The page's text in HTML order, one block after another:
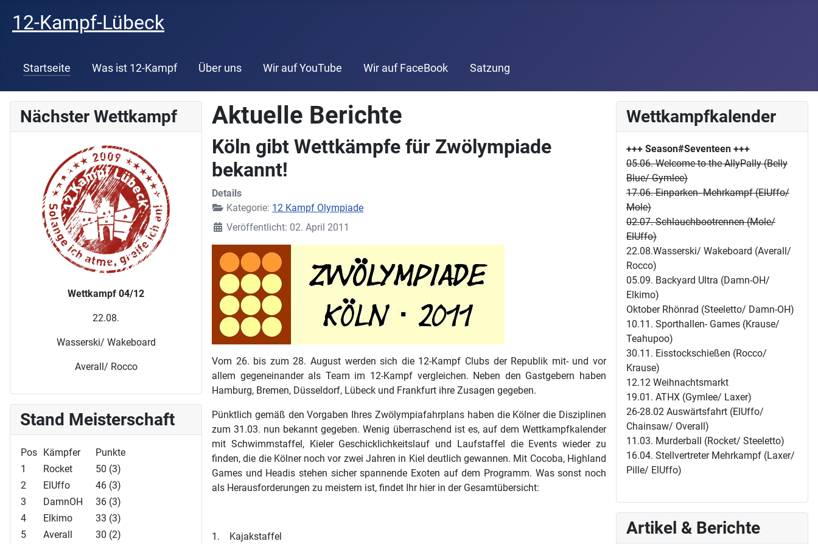
12-Kampf-Lübeck
Startseite Was ist 12-Kampf Über uns Wir auf YouTube Wir auf FaceBook Satzung
Nächster Wettkampf
Wettkampf 04/12
22.08.
Wasserski/ Wakeboard
Averall/ Rocco
Stand Meisterschaft
Pos Kämpfer
Punkte
1
Rocket
50 (3)
2
ElUffo
46 (3)
3
DamnOH
36 (3)
4
Elkimo
33 (3)
5
Averall
30 (2)
Aktuelle Berichte
Köln gibt Wettkämpfe für Zwölympiade
bekannt!
Details
Kategorie: 12 Kampf Olympiade
Veröffentlicht: 02. April 2011
Vom 26. bis zum 28. August werden sich die 12-Kampf Clubs der Republik mit- und vor
allem gegeneinander als Team im 12-Kampf vergleichen. Neben den Gastgebern haben
Hamburg, Bremen, Düsseldorf, Lübeck und Frankfurt ihre Zusagen gegeben.
Pünktlich gemäß den Vorgaben Ihres Zwölympiafahrplans haben die Kölner die Disziplinen
zum 31.03. nun bekannt gegeben. Wenig überraschend ist es, auf dem Wettkampfkalender
mit Schwimmstaffel, Kieler Geschicklichkeitslauf und Laufstaffel die Events wieder zu
finden, die die Kölner noch vor zwei Jahren in Kiel deutlich gewannen. Mit Cocoba, Highland
Games und Headis stehen sicher spannende Exoten auf dem Programm. Was sonst noch
als Herausforderungen zu meistern ist, findet Ihr hier in der Gesamtübersicht:
1. Kajakstaffel
Wettkampfkalender
+++ Season#Seventeen +++
05.06. Welcome to the AllyPally (Belly
Blue/ Gymlee)
17.06. Einparken- Mehrkampf (ElUffo/
Mole)
02.07. Schlauchbootrennen (Mole/
ElUffo)
22.08.Wasserski/ Wakeboard (Averall/
Rocco)
05.09. Backyard Ultra (Damn-OH/
Elkimo)
Oktober Rhönrad (Steeletto/ Damn-OH)
10.11. Sporthallen- Games (Krause/
Teahupoo)
30.11. Eisstockschießen (Rocco/
Krause)
12.12 Weihnachtsmarkt
19.01. ATHX (Gymlee/ Laxer)
26-28.02 Auswärtsfahrt (ElUffo/
Chainsaw/ Overall)
11.03. Murderball (Rocket/ Steeletto)
16.04. Stellvertreter Mehrkampf (Laxer/
Pille/ ElUffo)
Artikel & Berichte